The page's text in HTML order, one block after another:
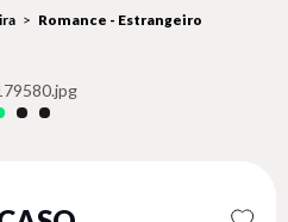
Romance - Estrangeiro